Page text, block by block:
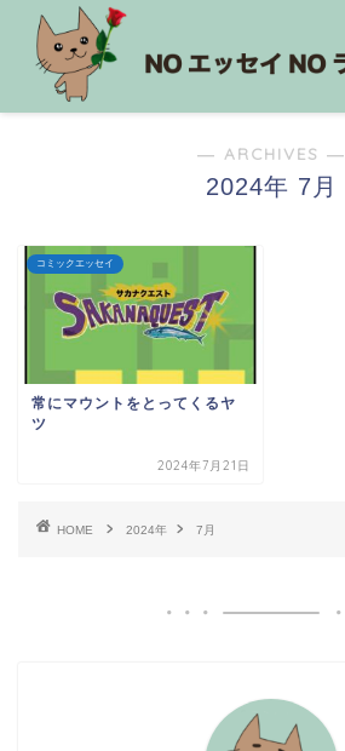
― ARCHIVES ―
2024年 7月
コミックエッセイ
常にマウントをとってくるヤ
ツ
2024年7月21日
HOME 2024年 7月